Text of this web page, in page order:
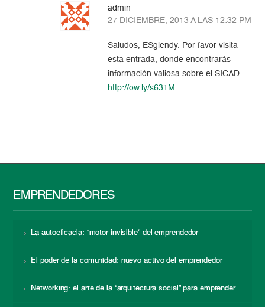
admin
27 DICIEMBRE, 2013 A LAS 12:32 PM
Saludos, ESglendy. Por favor visita
esta entrada, donde encontrarás
información valiosa sobre el SICAD.
http://ow.ly/s631M
EMPRENDEDORES
La autoeficacia: “motor invisible” del emprendedor
El poder de la comunidad: nuevo activo del emprendedor
Networking: el arte de la “arquitectura social” para emprender